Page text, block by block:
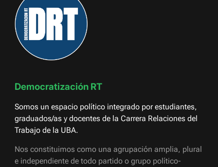
Democratización RT
Somos un espacio político integrado por estudiantes,
graduados/as y docentes de la Carrera Relaciones del
Trabajo de la UBA.
Nos constituimos como una agrupación amplia, plural
e independiente de todo partido o grupo político-